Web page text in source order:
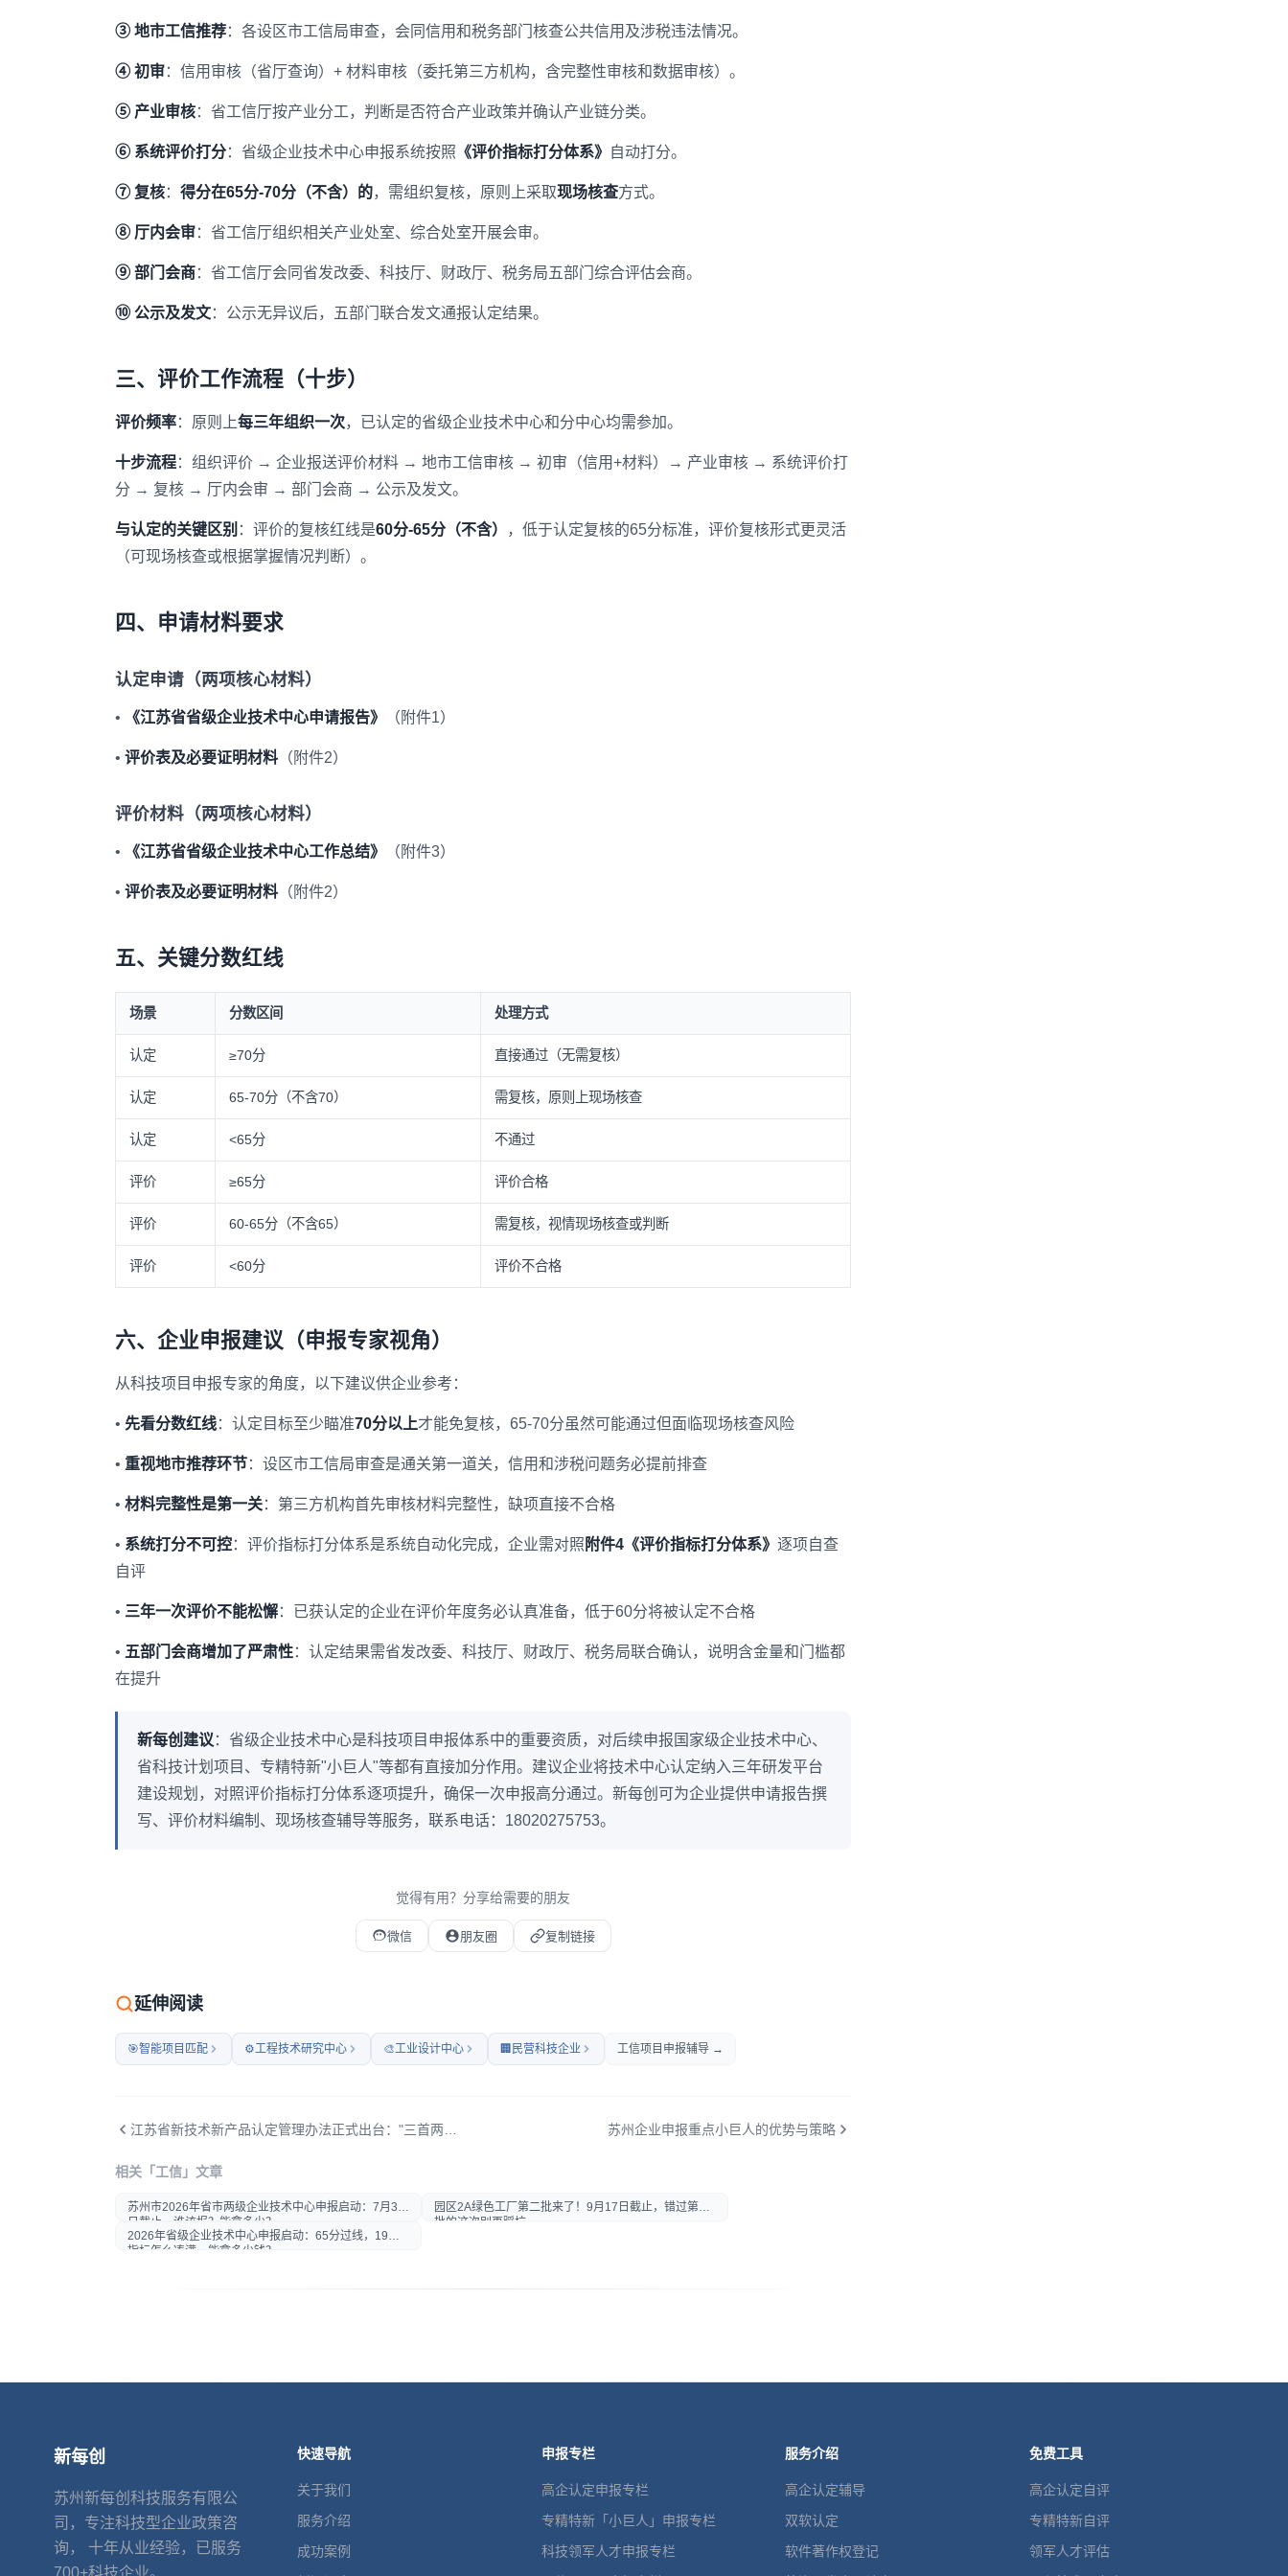
③ 地市工信推荐：各设区市工信局审查，会同信用和税务部门核查公共信用及涉税违法情况。
④ 初审：信用审核（省厅查询）+ 材料审核（委托第三方机构，含完整性审核和数据审核）。
⑤ 产业审核：省工信厅按产业分工，判断是否符合产业政策并确认产业链分类。
⑥ 系统评价打分：省级企业技术中心申报系统按照 《评价指标打分体系》 自动打分。
⑦ 复核： 得分在65分-70分（不含）的，需组织复核，原则上采取现场核查方式。
⑧ 厅内会审：省工信厅组织相关产业处室、综合处室开展会审。
⑨ 部门会商：省工信厅会同省发改委、科技厅、财政厅、税务局五部门综合评估会商。
⑩ 公示及发文：公示无异议后，五部门联合发文通报认定结果。
三、评价工作流程（十步）
评价频率：原则上每三年组织一次，已认定的省级企业技术中心和分中心均需参加。
十步流程：组织评价 → 企业报送评价材料 → 地市工信审核 → 初审（信用+材料）→ 产业审核 → 系统评价打
分 → 复核 → 厅内会审 → 部门会商 → 公示及发文。
与认定的关键区别 ：评价的复核红线是60分-65分（不含）
，低于认定复核的65分标准，评价复核形式更灵活
（可现场核查或根据掌握情况判断）。
四、申请材料要求
认定申请（两项核心材料）
• 《江苏省省级企业技术中心申请报告》 （附件1）
• 评价表及必要证明材料 （附件2）
评价材料（两项核心材料）
• 《江苏省省级企业技术中心工作总结》 （附件3）
• 评价表及必要证明材料 （附件2）
五、关键分数红线
场景 分数区间 处理方式
认定 ≥70分 直接通过（无需复核）
认定 65-70分（不含70） 需复核，原则上现场核查
认定 <65分 不通过
评价 ≥65分 评价合格
评价 60-65分（不含65） 需复核，视情现场核查或判断
评价 <60分 评价不合格
六、企业申报建议（申报专家视角）
从科技项目申报专家的角度，以下建议供企业参考：
• 先看分数红线：认定目标至少瞄准70分以上才能免复核，65-70分虽然可能通过但面临现场核查风险
• 重视地市推荐环节：设区市工信局审查是通关第一道关，信用和涉税问题务必提前排查
• 材料完整性是第一关：第三方机构首先审核材料完整性，缺项直接不合格
• 系统打分不可控：评价指标打分体系是系统自动化完成，企业需对照 附件4《评价指标打分体系》 逐项自查
自评
• 三年一次评价不能松懈：已获认定的企业在评价年度务必认真准备，低于60分将被认定不合格
• 五部门会商增加了严肃性：认定结果需省发改委、科技厅、财政厅、税务局联合确认，说明含金量和门槛都
在提升
新每创建议 ：省级企业技术中心是科技项目申报体系中的重要资质，对后续申报国家级企业技术中心、
省科技计划项目、专精特新"小巨人"等都有直接加分作用。建议企业将技术中心认定纳入三年研发平台
建设规划，对照评价指标打分体系逐项提升，确保一次申报高分通过。新每创可为企业提供申请报告撰
写、评价材料编制、现场核查辅导等服务，联系电话：18020275753。
觉得有用？分享给需要的朋友
微信 朋友圈 复制链接
微信扫码打开本文
在微信内打开后分享给好友或
延伸阅读
🎯智能项目匹配 ⚙️工程技术研究中心 🎨工业设计中心 🏢 民营科技企业 工信项目申报辅导 →
苏州企业申报重点小巨人的优势与策略
相关「工信」文章
苏州市2026年省市两级企业技术中心申报启动：7月30
日截止，谁该报？能拿多少？
园区2A绿色工厂第二批来了！9月17日截止，错过第一
批的这次别再踩坑
2026年省级企业技术中心申报启动：65分过线，19项
指标怎么凑满、能拿多少钱？
新每创
苏州新每创科技服务有限公
司，专注科技型企业政策咨
询， 十年从业经验，已服务
700+科技企业。
快速导航
关于我们
服务介绍
成功案例
申报专栏
高企认定申报专栏
专精特新「小巨人」申报专栏
科技领军人才申报专栏
服务介绍
高企认定辅导
双软认定
软件著作权登记
免费工具
高企认定自评
专精特新自评
领军人才评估